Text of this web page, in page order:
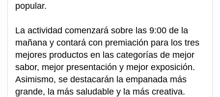
popular.
La actividad comenzará sobre las 9:00 de la
mañana y contará con premiación para los tres
mejores productos en las categorías de mejor
sabor, mejor presentación y mejor exposición.
Asimismo, se destacarán la empanada más
grande, la más saludable y la más creativa.